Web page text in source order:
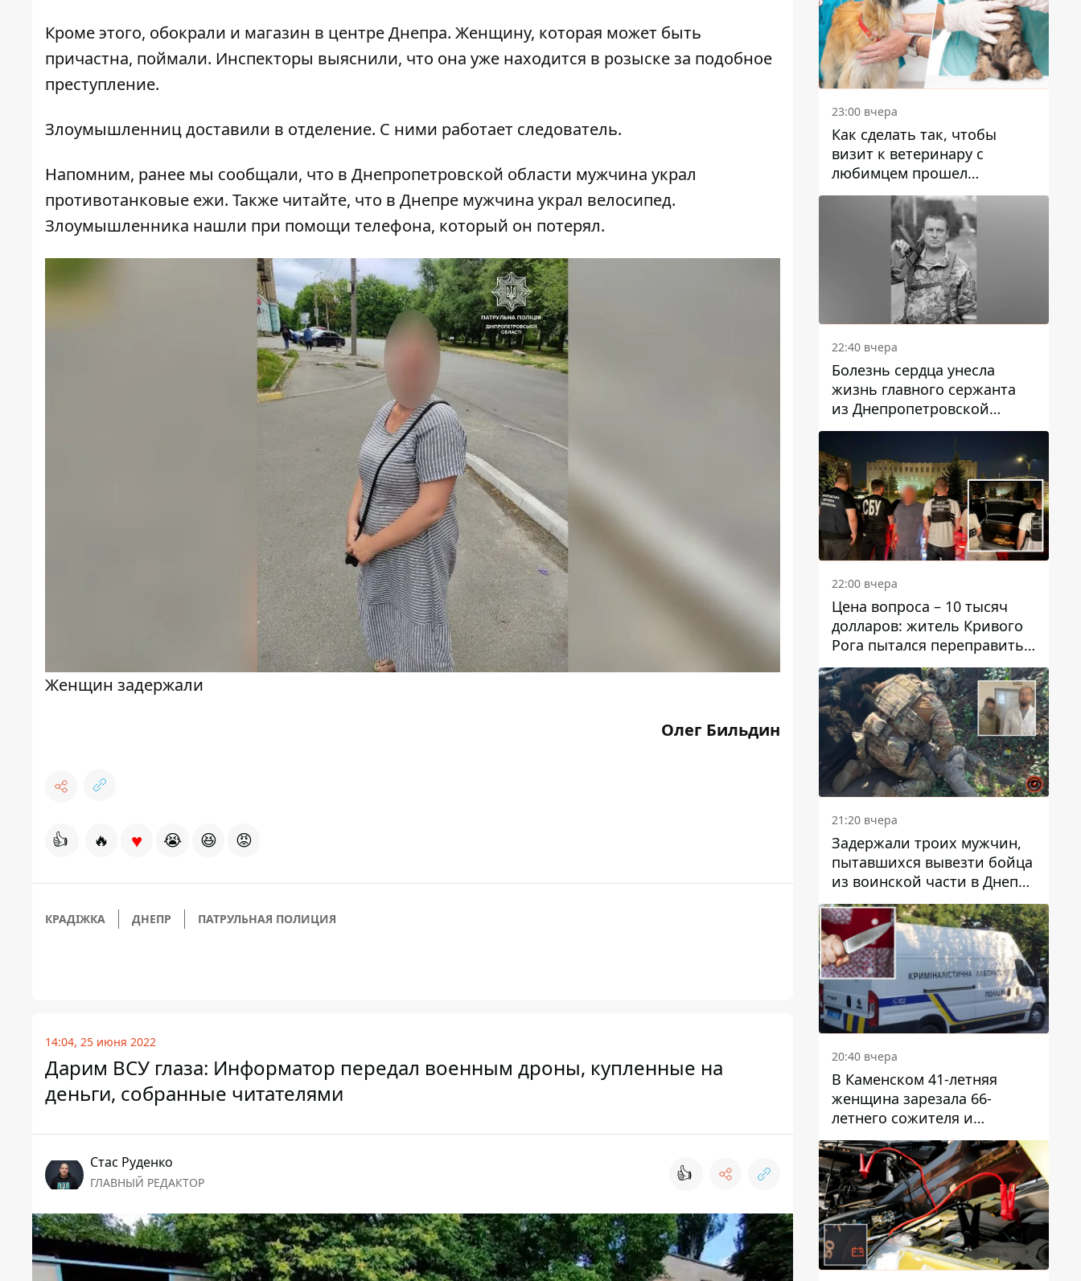
Кроме этого, обокрали и магазин в центре Днепра. Женщину, которая может быть
причастна, поймали. Инспекторы выяснили, что она уже находится в розыске за подобное
преступление.
Злоумышленниц доставили в отделение. С ними работает следователь.
Напомним, ранее мы сообщали, что в Днепропетровской области мужчина украл
противотанковые ежи. Также читайте, что в Днепре мужчина украл велосипед.
Злоумышленника нашли при помощи телефона, который он потерял.
Женщин задержали
Олег Бильдин
👍 🔥 ♥ 😭 😆 😡
КРАДІЖКА ДНЕПР ПАТРУЛЬНАЯ ПОЛИЦИЯ
14:04, 25 июня 2022
Дарим ВСУ глаза: Информатор передал военным дроны, купленные на
деньги, собранные читателями
Стаc Руденко
ГЛАВНЫЙ РЕДАКТОР 👍
23:00 вчера
Как сделать так, чтобы
визит к ветеринару с
любимцем прошел
спокойно: простые советы
22:40 вчера
Болезнь сердца унесла
жизнь главного сержанта
из Днепропетровской
области Юрия Свистуна
22:00 вчера
Цена вопроса – 10 тысяч
долларов: житель Кривого
Рога пытался переправить
мужчину в Словакию
21:20 вчера
Задержали троих мужчин,
пытавшихся вывезти бойца
из воинской части в Днепр
за 7 тысяч долларов: среди
них был врач
20:40 вчера
В Каменском 41-летняя
женщина зарезала 66-
летнего сожителя и
пыталась обмануть
полицейских